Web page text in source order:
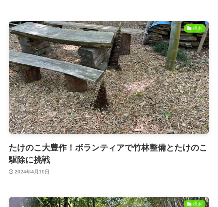
樹木
たけのこ大豊作！ボランティアで竹林整備とたけのこ
駆除に挑戦
2024年4月19日
樹木